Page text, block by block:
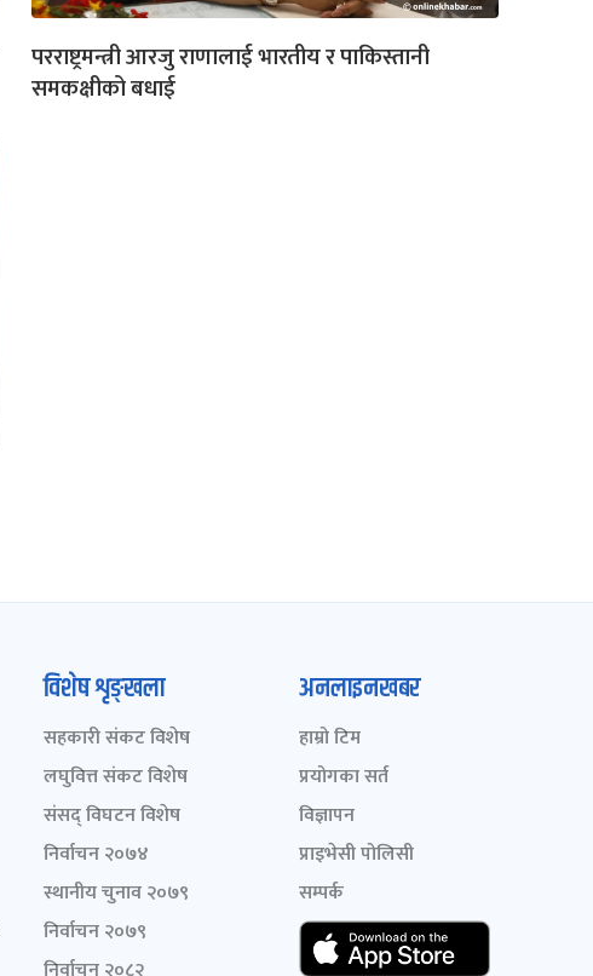
परराष्ट्रमन्त्री आरजु राणालाई भारतीय र पाकिस्तानी
समकक्षीको बधाई
विशेष शृङ्खला
सहकारी संकट विशेष
लघुवित्त संकट विशेष
संसद् विघटन विशेष
निर्वाचन २०७४
स्थानीय चुनाव २०७९
निर्वाचन २०७९
अनलाइनखबर
हाम्रो टिम
प्रयोगका सर्त
विज्ञापन
प्राइभेसी पोलिसी
सम्पर्क